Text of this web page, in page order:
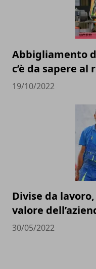
Abbigliamento
c’è da sapere al
19/10/2022
Divise da
valore
30/05/2022